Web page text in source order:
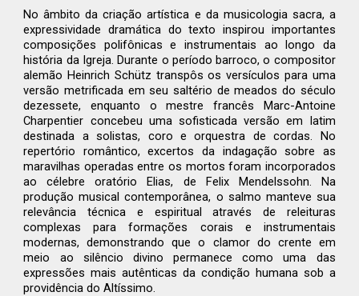
No âmbito da criação artística e da musicologia sacra, a
expressividade dramática do texto inspirou importantes
composições polifônicas e instrumentais ao longo da
história da Igreja. Durante o período barroco, o compositor
alemão Heinrich Schütz transpôs os versículos para uma
versão metrificada em seu saltério de meados do século
dezessete, enquanto o mestre francês Marc-Antoine
Charpentier concebeu uma sofisticada versão em latim
destinada a solistas, coro e orquestra de cordas. No
repertório romântico, excertos da indagação sobre as
maravilhas operadas entre os mortos foram incorporados
ao célebre oratório Elias, de Felix Mendelssohn. Na
produção musical contemporânea, o salmo manteve sua
relevância técnica e espiritual através de releituras
complexas para formações corais e instrumentais
modernas, demonstrando que o clamor do crente em
meio ao silêncio divino permanece como uma das
expressões mais autênticas da condição humana sob a
providência do Altíssimo.